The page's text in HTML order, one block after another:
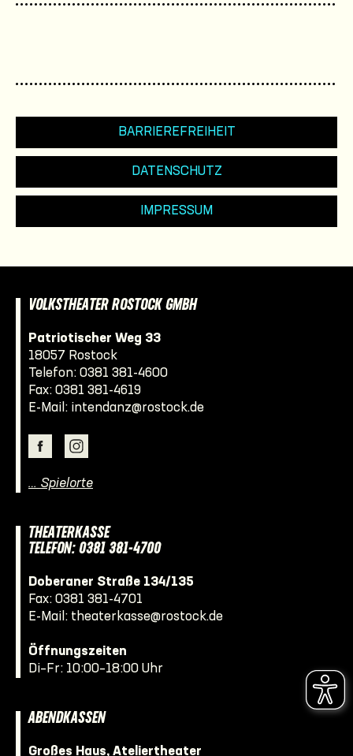
BARRIEREFREIHEIT
DATENSCHUTZ
IMPRESSUM
VOLKSTHEATER ROSTOCK GMBH
Patriotischer Weg 33
18057 Rostock
Telefon: 0381 381-4600
Fax: 0381 381-4619
E-Mail: intendanz@rostock.de
… Spielorte
THEATERKASSE
TELEFON: 0381 381-4700
Doberaner Straße 134/135
Fax: 0381 381-4701
E-Mail: theaterkasse@rostock.de
Öffnungszeiten
Di–Fr: 10:00–18:00 Uhr
ABENDKASSEN
Großes Haus, Ateliertheater